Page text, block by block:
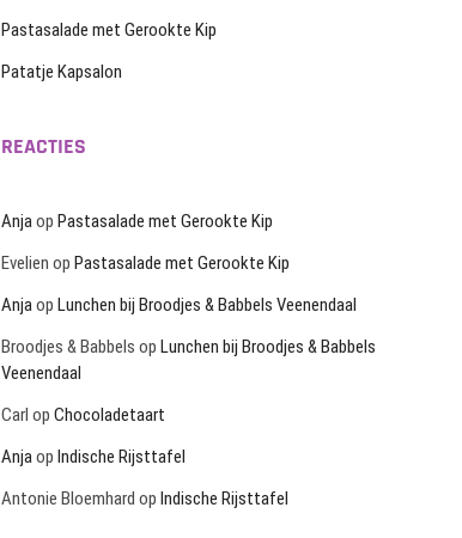
Pastasalade met Gerookte Kip
Patatje Kapsalon
REACTIES
Anjaop Pastasalade met Gerookte Kip
Evelien op Pastasalade met Gerookte Kip
Anjaop Lunchen bij Broodjes & Babbels Veenendaal
Broodjes & Babbels op Lunchen bij Broodjes & Babbels
Veenendaal
Carl op Chocoladetaart
Anjaop Indische Rijsttafel
Antonie Bloemhard op Indische Rijsttafel